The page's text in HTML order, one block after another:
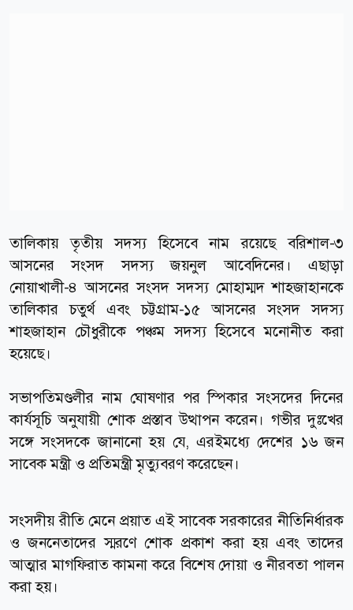
তালিকায় তৃতীয় সদস্য হিসেবে নাম রয়েছে বরিশাল-৩
আসনের সংসদ সদস্য জয়নুল আবেদিনের। এছাড়া
নোয়াখালী-৪ আসনের সংসদ সদস্য মোহাম্মদ শাহজাহানকে
তালিকার চতুর্থ এবং চট্টগ্রাম-১৫ আসনের সংসদ সদস্য
শাহজাহান চৌধুরীকে পঞ্চম সদস্য হিসেবে মনোনীত করা
হয়েছে।
সভাপতিমণ্ডলীর নাম ঘোষণার পর স্পিকার সংসদের দিনের
কার্যসূচি অনুযায়ী শোক প্রস্তাব উত্থাপন করেন। গভীর দুঃখের
সঙ্গে সংসদকে জানানো হয় যে, এরইমধ্যে দেশের ১৬ জন
সাবেক মন্ত্রী ও প্রতিমন্ত্রী মৃত্যুবরণ করেছেন।
সংসদীয় রীতি মেনে প্রয়াত এই সাবেক সরকারের নীতিনির্ধারক
ও জননেতাদের স্মরণে শোক প্রকাশ করা হয় এবং তাদের
আত্মার মাগফিরাত কামনা করে বিশেষ দোয়া ও নীরবতা পালন
করা হয়।